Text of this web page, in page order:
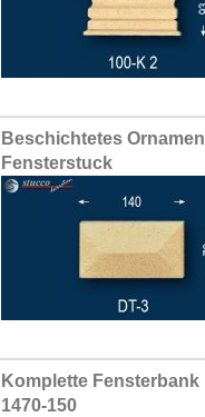
Beschichtetes
Fensterstuck
Komplette Fensterbank
1470-150